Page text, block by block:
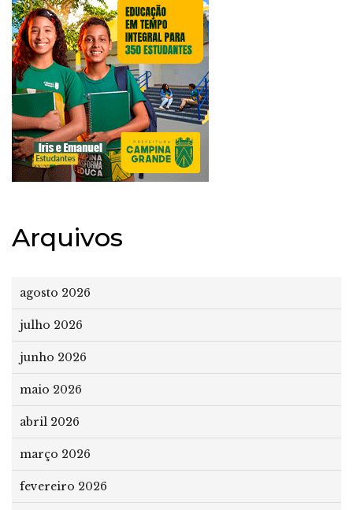
Arquivos
agosto 2026
julho 2026
junho 2026
maio 2026
abril 2026
março 2026
fevereiro 2026